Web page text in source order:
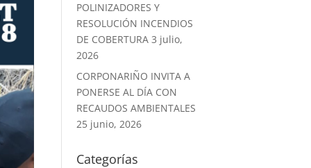
POLINIZADORES Y
RESOLUCIÓN INCENDIOS
DE COBERTURA 3 julio,
2026
CORPONARIÑO INVITA A
PONERSE AL DÍA CON
RECAUDOS AMBIENTALES
25 junio, 2026
Categorías